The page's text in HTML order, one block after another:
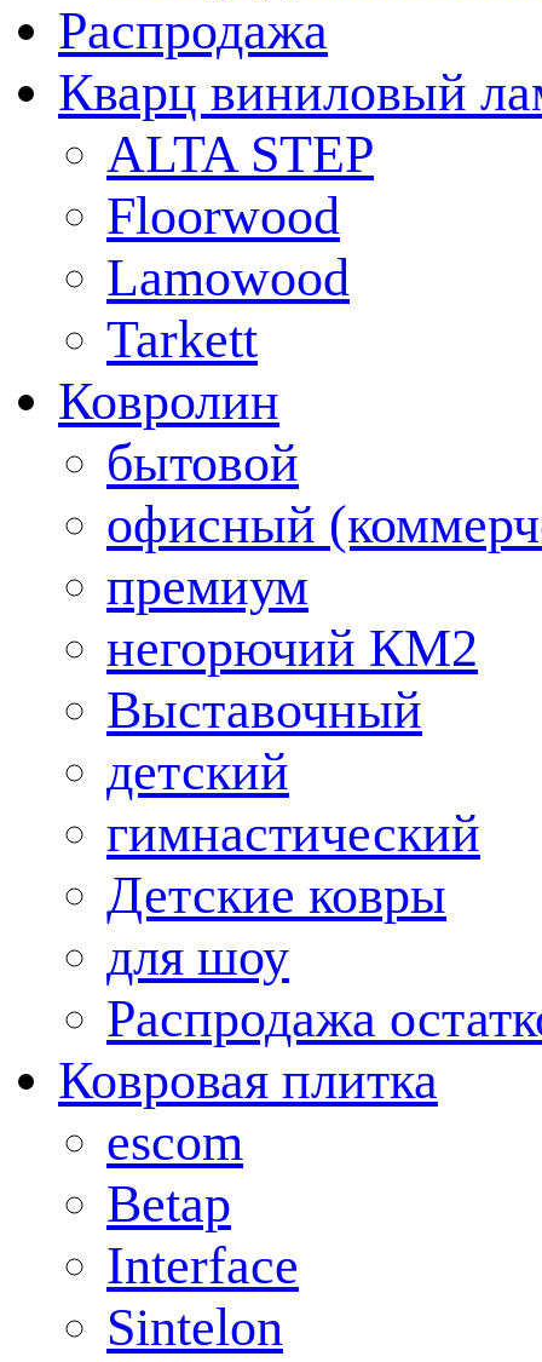
Распродажа
Кварц виниловый
ALTA STEP
Floorwood
Lamowood
Tarkett
Ковролин
бытовой
офисный
премиум
негорючий КМ2
Выставочный
детский
гимнастический
Детские ковры
для шоу
Распродажа
Ковровая плитка
escom
Betap
Interface
Sintelon